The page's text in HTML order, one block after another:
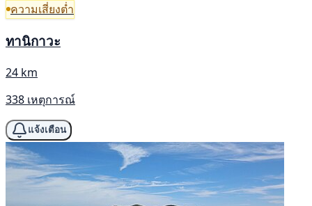
ความเสี่ยงต่ำ
ทานิกาวะ
24 km
338 เหตุการณ์
แจ้งเตือน